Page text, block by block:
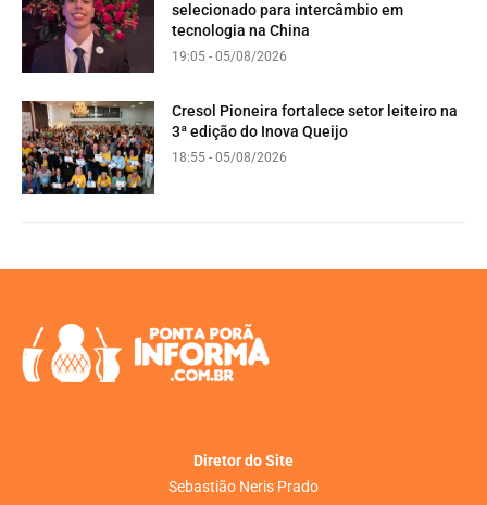
selecionado para intercâmbio em
tecnologia na China
19:05 - 05/08/2026
Cresol Pioneira fortalece setor leiteiro na
3ª edição do Inova Queijo
18:55 - 05/08/2026
Diretor do Site
Sebastião Neris Prado